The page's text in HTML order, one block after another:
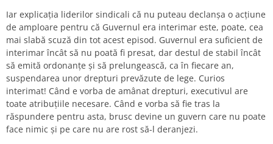
Iar explicația liderilor sindicali că nu puteau declanșa o acțiune
de amploare pentru că Guvernul era interimar este, poate, cea
mai slabă scuză din tot acest episod. Guvernul era suficient de
interimar încât să nu poată fi presat, dar destul de stabil încât
să emită ordonanțe și să prelungească, ca în fiecare an,
suspendarea unor drepturi prevăzute de lege. Curios
interimat! Când e vorba de amânat drepturi, executivul are
toate atribuțiile necesare. Când e vorba să fie tras la
răspundere pentru asta, brusc devine un guvern care nu poate
face nimic și pe care nu are rost să-l deranjezi.